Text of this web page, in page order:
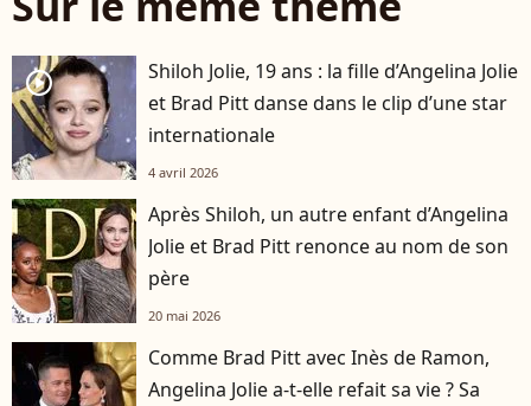
player2
Shiloh Jolie, 19 ans : la fille d’Angelina Jolie
et Brad Pitt danse dans le clip d’une star
internationale
4 avril 2026
Après Shiloh, un autre enfant d’Angelina
Jolie et Brad Pitt renonce au nom de son
père
20 mai 2026
Comme Brad Pitt avec Inès de Ramon,
Angelina Jolie a-t-elle refait sa vie ? Sa